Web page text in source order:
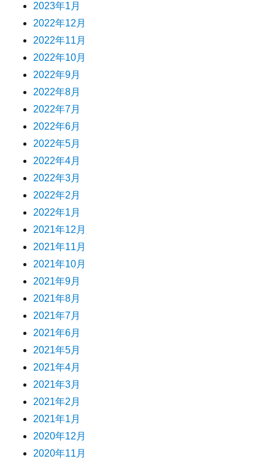
2023年1月
2022年12月
2022年11月
2022年10月
2022年9月
2022年8月
2022年7月
2022年6月
2022年5月
2022年4月
2022年3月
2022年2月
2022年1月
2021年12月
2021年11月
2021年10月
2021年9月
2021年8月
2021年7月
2021年6月
2021年5月
2021年4月
2021年3月
2021年2月
2021年1月
2020年12月
2020年11月